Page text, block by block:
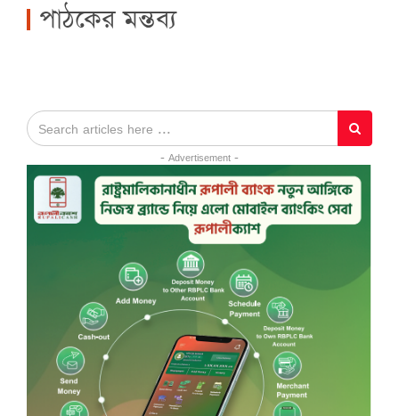
পাঠকের মন্তব্য
- Advertisement -